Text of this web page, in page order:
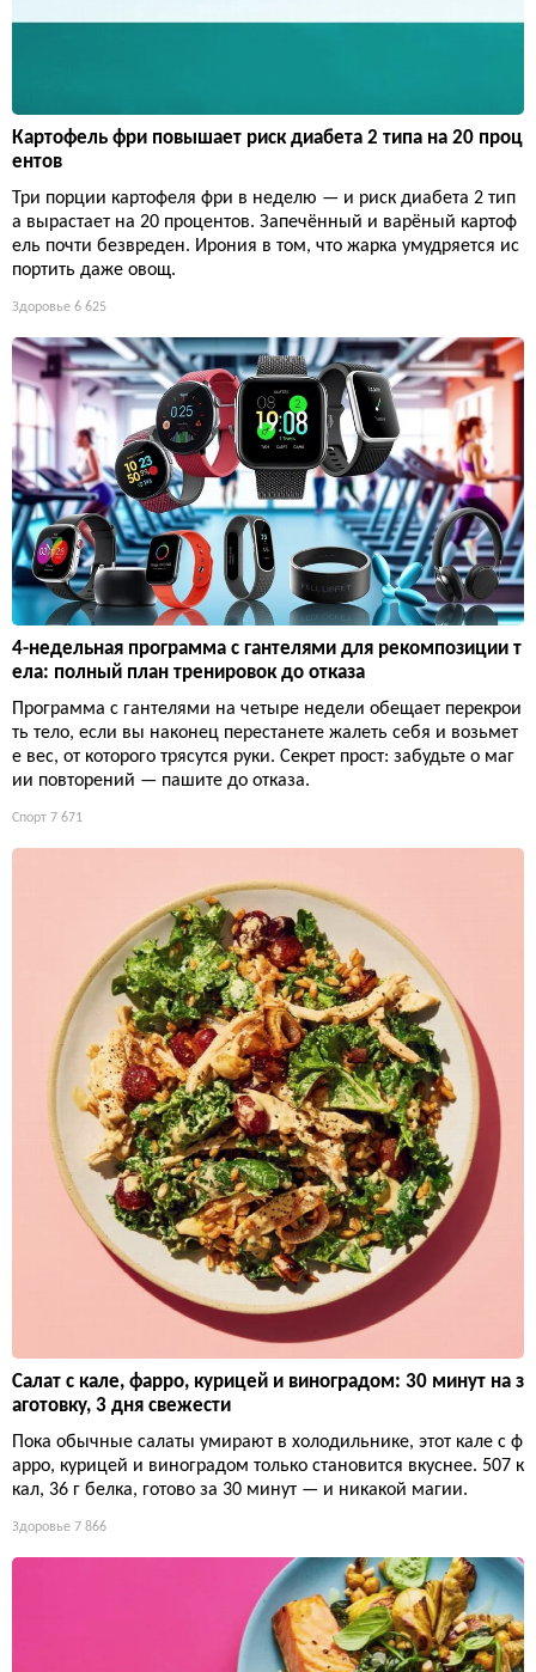
Картофель фри повышает риск диабета 2 типа на 20 проц
ентов
Три порции картофеля фри в неделю — и риск диабета 2 тип
а вырастает на 20 процентов. Запечённый и варёный картоф
ель почти безвреден. Ирония в том, что жарка умудряется ис
портить даже овощ.
Здоровье 6 625
4-недельная программа с гантелями для рекомпозиции т
ела: полный план тренировок до отказа
Программа с гантелями на четыре недели обещает перекрои
ть тело, если вы наконец перестанете жалеть себя и возьмет
е вес, от которого трясутся руки. Секрет прост: забудьте о маг
ии повторений — пашите до отказа.
Спорт 7 671
Салат с кале, фарро, курицей и виноградом: 30 минут на з
аготовку, 3 дня свежести
Пока обычные салаты умирают в холодильнике, этот кале с ф
арро, курицей и виноградом только становится вкуснее. 507 к
кал, 36 г белка, готово за 30 минут — и никакой магии.
Здоровье 7 866